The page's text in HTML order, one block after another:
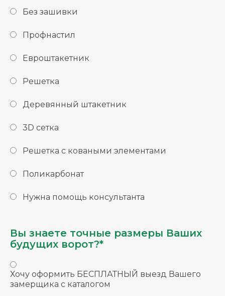
Без зашивки
Профнастил
Евроштакетник
Решетка
Деревянный штакетник
3D сетка
Решетка с коваными элементами
Поликарбонат
Нужна помощь консультанта
Вы знаете точные размеры Ваших
будущих ворот?*
Хочу оформить БЕСПЛАТНЫЙ выезд Вашего
замерщика с каталогом